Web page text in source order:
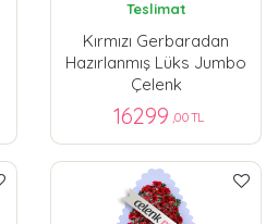
Teslimat
Kırmızı Gerbaradan
Hazırlanmış Lüks Jumbo
Çelenk
16299 ,00 TL